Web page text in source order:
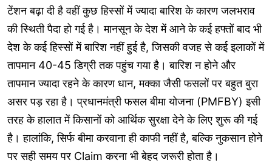
टेंशन बढ़ा दी है वहीं कुछ हिस्सों में ज्यादा बारिश के कारण जलभराव
की स्थिती पैदा हो गई है। मानसून के देश में आने के कई हफ्तों बाद भी
देश के कई हिस्सों में बारिश नहीं हुई है, जिसकी वजह से कई इलाकों में
तापमान 40-45 डिग्री तक पहुंच गया है। बारिश न होने और
तापमान ज्यादा रहने के कारण धान, मक्का जैसी फसलों पर बहुत बुरा
असर पड़ रहा है। प्रधानमंत्री फसल बीमा योजना (PMFBY) इसी
तरह के हालात में किसानों को आर्थिक सुरक्षा देने के लिए शुरू की गई
है। हालांकि, सिर्फ बीमा करवाना ही काफी नहीं है, बल्कि नुकसान होने
पर सही समय पर Claim करना भी बेहद जरूरी होता है।